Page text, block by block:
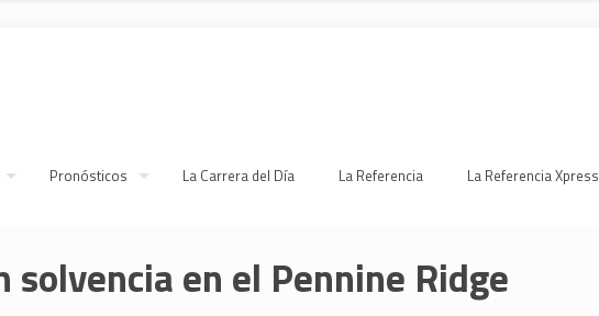
Pronósticos La Carrera del Día La Referencia La Referencia Xpress
en el Pennine Ridge